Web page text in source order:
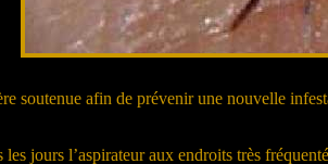
soutenue afin de prévenir une nouvelle
jours l’aspirateur aux endroits très